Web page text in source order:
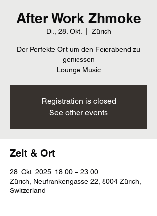
After Work Zhmoke
Di., 28. Okt. Zürich
Der Perfekte Ort um den Feierabend zu
geniessen
Lounge Music
Registration is closed
See other events
Zeit & Ort
28. Okt. 2025, 18:00 – 23:00
Zürich, Neufrankengasse 22, 8004 Zürich,
Switzerland